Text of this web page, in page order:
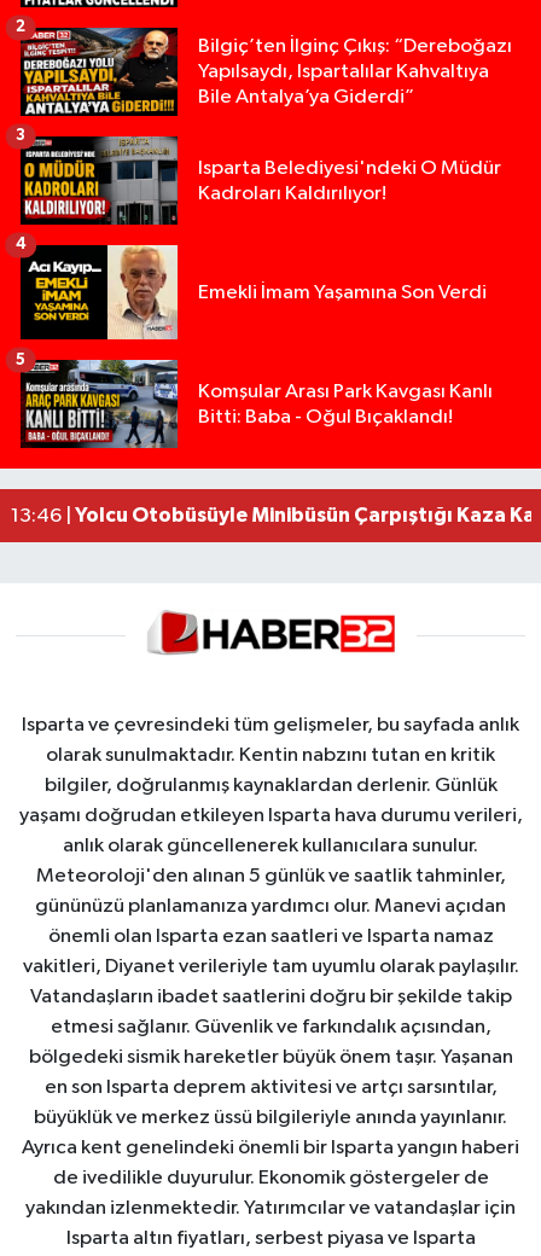
Bilgiç’ten İlginç Çıkış: “Dereboğazı
Yapılsaydı, Ispartalılar Kahvaltıya
Bile Antalya’ya Giderdi”
2
Isparta Belediyesi'ndeki O Müdür
Kadroları Kaldırılıyor!
3
Emekli İmam Yaşamına Son Verdi
4
Komşular Arası Park Kavgası Kanlı
Bitti: Baba - Oğul Bıçaklandı!
5
19:36 |Isparta’da Silah Operasyonu: 165 Tabanca Ele
17:18 |Anız Yangını Kazaya Neden Oldu: 13 Araç
17:08 |Alevlere Teslim Olan Gecekondu Kullanılamaz
13:46 | Yolcu Otobüsüyle Minibüsün Çarpıştığı Kaza
Isparta ve çevresindeki tüm gelişmeler, bu sayfada anlık
olarak sunulmaktadır. Kentin nabzını tutan en kritik
bilgiler, doğrulanmış kaynaklardan derlenir. Günlük
yaşamı doğrudan etkileyen Isparta hava durumu verileri,
anlık olarak güncellenerek kullanıcılara sunulur.
Meteoroloji'den alınan 5 günlük ve saatlik tahminler,
gününüzü planlamanıza yardımcı olur. Manevi açıdan
önemli olan Isparta ezan saatleri ve Isparta namaz
vakitleri, Diyanet verileriyle tam uyumlu olarak paylaşılır.
Vatandaşların ibadet saatlerini doğru bir şekilde takip
etmesi sağlanır. Güvenlik ve farkındalık açısından,
bölgedeki sismik hareketler büyük önem taşır. Yaşanan
en son Isparta deprem aktivitesi ve artçı sarsıntılar,
büyüklük ve merkez üssü bilgileriyle anında yayınlanır.
Ayrıca kent genelindeki önemli bir Isparta yangın haberi
de ivedilikle duyurulur. Ekonomik göstergeler de
yakından izlenmektedir. Yatırımcılar ve vatandaşlar için
Isparta altın fiyatları, serbest piyasa ve Isparta